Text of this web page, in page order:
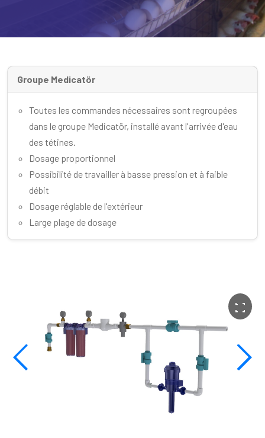
Groupe Medicatör
Toutes les commandes nécessaires sont regroupées
dans le groupe Medicatör, installé avant l'arrivée d'eau
des tétines.
Dosage proportionnel
Possibilité de travailler à basse pression et à faible
débit
Dosage réglable de l'extérieur
Large plage de dosage